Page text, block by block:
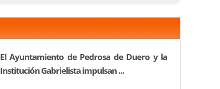
El Ayuntamiento de Pedrosa de Duero y la
Institución Gabrielista impulsan ...